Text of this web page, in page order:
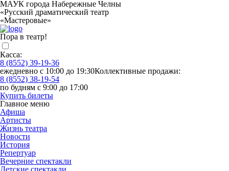
МАУК города Набережные Челны
«Русский драматический театр
«Мастеровые»
Пора в театр!
Касса:
8 (8552) 39-19-36
ежедневно с 10:00 до 19:30Коллективные продажи:
8 (8552) 38-19-54
по будням с 9:00 до 17:00
Купить билеты
Главное меню
Афиша
Артисты
Жизнь театра
Новости
История
Репертуар
Вечерние спектакли
Детские спектакли